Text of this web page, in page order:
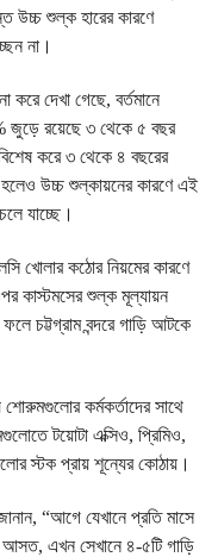
উচ্চ শুল্ক হারের কারণে
না।
করে দেখা গেছে, বর্তমানে
জুড়ে রয়েছে ৩ থেকে ৫ বছর
করে ৩ থেকে ৪ বছরের
হলেও উচ্চ শুল্কায়নের কারণে এই
যাচ্ছে।
খোলার কঠোর নিয়মের কারণে
কাস্টমসের শুল্ক মূল্যায়ন
ফলে চট্টগ্রাম বন্দরে গাড়ি আটকে
শোরুমগুলোর কর্মকর্তাদের সাথে
টয়োটা এক্সিও, প্রিমিও,
স্টক প্রায় শূন্যের কোঠায়।
“আগে যেখানে প্রতি মাসে
এখন সেখানে ৪-৫টি গাড়ি